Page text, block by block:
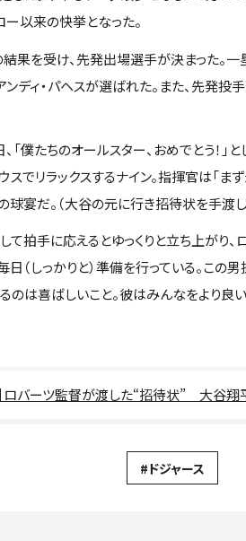
以来の快挙となった。
を受け、先発出場選手が決まった。一
ンディ・パヘスが選ばれた。また、先
僕たちのオールスター、おめでとう！」
でリラックスするナイン。指揮官は「ま
球宴だ。（大谷の元に行き招待状を手渡し
拍手に応えるとゆっくりと立ち上がり、
（しっかりと）準備を行っている。この
のは喜ばしいこと。彼はみんなをより良い
ロバーツ監督が渡した“招待状” 大谷
#ドジャース